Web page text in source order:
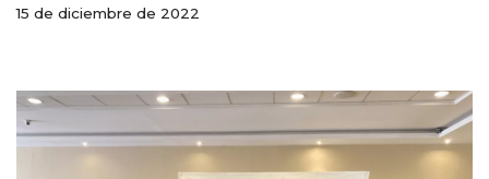
15 de diciembre de 2022